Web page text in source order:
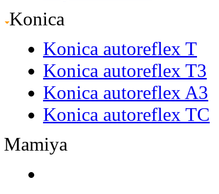
Konica
Konica autoreflex T
Konica autoreflex T3
Konica autoreflex A3
Konica autoreflex TC
Mamiya